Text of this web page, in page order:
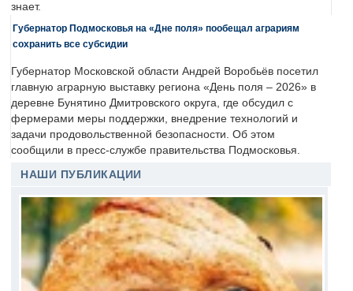
знает.
Губернатор Подмосковья на «Дне поля» пообещал аграриям
сохранить все субсидии
Губернатор Московской области Андрей Воробьёв посетил
главную аграрную выставку региона «День поля – 2026» в
деревне Бунятино Дмитровского округа, где обсудил с
фермерами меры поддержки, внедрение технологий и
задачи продовольственной безопасности. Об этом
сообщили в пресс-службе правительства Подмосковья.
НАШИ ПУБЛИКАЦИИ